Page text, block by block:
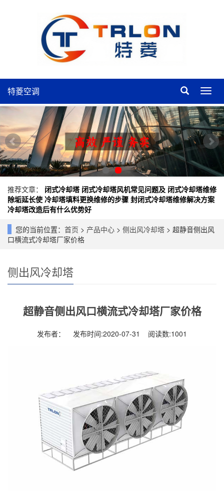
特
菱
空
调
特菱空调
推荐文章： 闭式冷却塔 闭式冷却塔风机常见问题及 闭式冷却塔维修
除垢延长使 冷却塔填料更换维修的步骤 封闭式冷却塔维修解决方案
冷却塔改造后有什么优势好
您的当前位置： 首页 > 产品中心 > 侧出风冷却塔 > 超静音侧出风
口横流式冷却塔厂家价格
侧出风冷却塔
超静音侧出风口横流式冷却塔厂家价格
发布者： 发布时间:2020-07-31 阅读数:1001